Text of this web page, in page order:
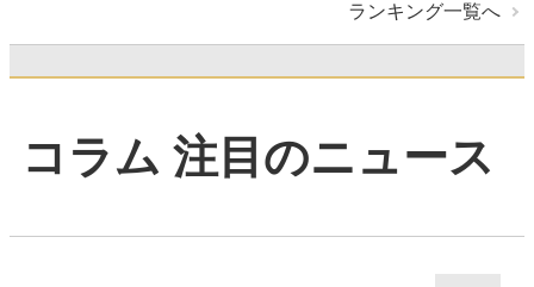
ランキング一覧へ
コラム 注目のニュース